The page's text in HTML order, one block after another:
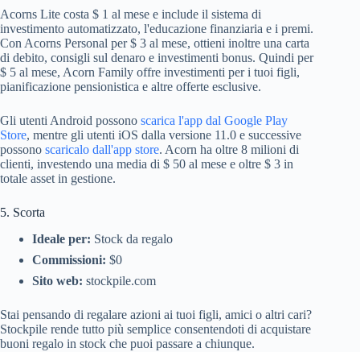
Acorns Lite costa $ 1 al mese e include il sistema di
investimento automatizzato, l'educazione finanziaria e i premi.
Con Acorns Personal per $ 3 al mese, ottieni inoltre una carta
di debito, consigli sul denaro e investimenti bonus. Quindi per
$ 5 al mese, Acorn Family offre investimenti per i tuoi figli,
pianificazione pensionistica e altre offerte esclusive.
Gli utenti Android possono scarica l'app dal Google Play
Store, mentre gli utenti iOS dalla versione 11.0 e successive
possono scaricalo dall'app store. Acorn ha oltre 8 milioni di
clienti, investendo una media di $ 50 al mese e oltre $ 3 in
totale asset in gestione.
5. Scorta
Ideale per: Stock da regalo
Commissioni: $0
Sito web: stockpile.com
Stai pensando di regalare azioni ai tuoi figli, amici o altri cari?
Stockpile rende tutto più semplice consentendoti di acquistare
buoni regalo in stock che puoi passare a chiunque.